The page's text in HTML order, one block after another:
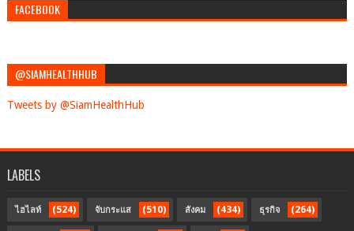
FACEBOOK
@SIAMHEALTHHUB
Tweets by @SiamHealthHub
LABELS
ไฮไลท์ (524) จับกระแส (510) สังคม (434) ธุรกิจ (264)